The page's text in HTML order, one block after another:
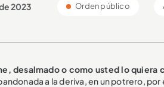
2023 Orden público
desalmado o como usted lo quiera
a la deriva, en un potrero,